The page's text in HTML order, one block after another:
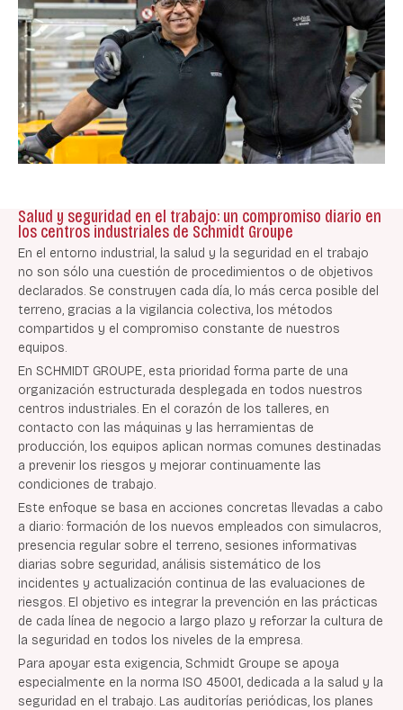
Salud y seguridad en el trabajo: un compromiso diario en
los centros industriales de Schmidt Groupe
En el entorno industrial, la salud y la seguridad en el trabajo
no son sólo una cuestión de procedimientos o de objetivos
declarados. Se construyen cada día, lo más cerca posible del
terreno, gracias a la vigilancia colectiva, los métodos
compartidos y el compromiso constante de nuestros
equipos.
En SCHMIDT GROUPE, esta prioridad forma parte de una
organización estructurada desplegada en todos nuestros
centros industriales. En el corazón de los talleres, en
contacto con las máquinas y las herramientas de
producción, los equipos aplican normas comunes destinadas
a prevenir los riesgos y mejorar continuamente las
condiciones de trabajo.
Este enfoque se basa en acciones concretas llevadas a cabo
a diario: formación de los nuevos empleados con simulacros,
presencia regular sobre el terreno, sesiones informativas
diarias sobre seguridad, análisis sistemático de los
incidentes y actualización continua de las evaluaciones de
riesgos. El objetivo es integrar la prevención en las prácticas
de cada línea de negocio a largo plazo y reforzar la cultura de
la seguridad en todos los niveles de la empresa.
Para apoyar esta exigencia, Schmidt Groupe se apoya
especialmente en la norma ISO 45001, dedicada a la salud y la
seguridad en el trabajo. Las auditorías periódicas, los planes